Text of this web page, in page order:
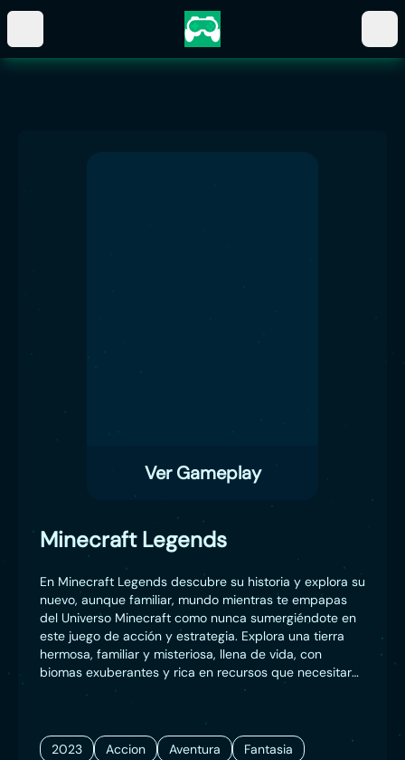
Ver Gameplay
Minecraft Legends
En Minecraft Legends descubre su historia y explora su
nuevo, aunque familiar, mundo mientras te empapas
del Universo Minecraft como nunca sumergiéndote en
este juego de acción y estrategia. Explora una tierra
hermosa, familiar y misteriosa, llena de vida, con
biomas exuberantes y rica en recursos que necesitarás
para levantar tus defensas y acabar con la invasión
2023 Accion Aventura
Fantasia